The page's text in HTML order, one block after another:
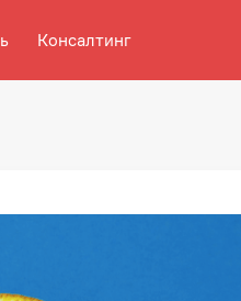
Консалтинг